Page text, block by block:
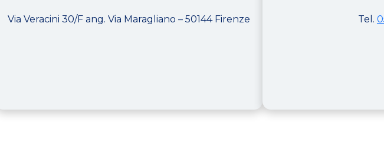
Via Veracini 30/F ang. Via Maragliano – 50144 Firenze Tel.